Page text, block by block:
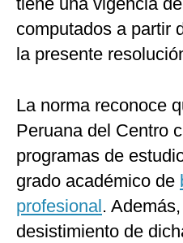
computados a partir
la presente
La norma reconoce
Peruana del Centro
programas de
grado académico de
profesional.
desistimiento de